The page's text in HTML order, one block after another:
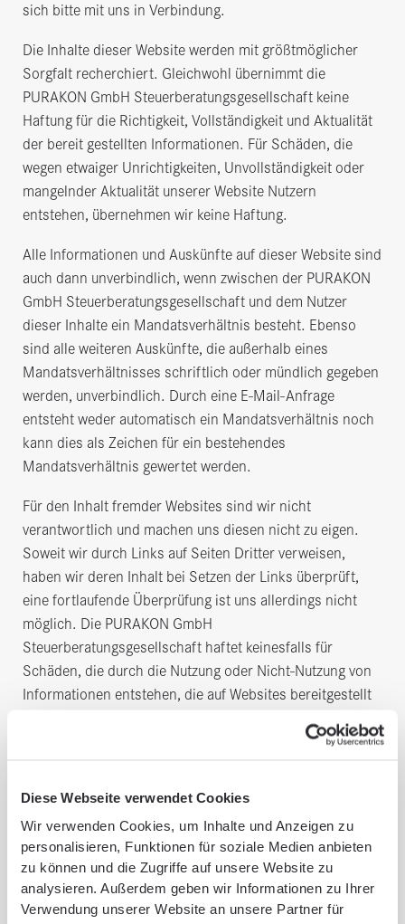
Diese Webseite verwendet Cookies
Wir verwenden Cookies, um Inhalte und Anzeigen zu
personalisieren, Funktionen für soziale Medien anbieten
zu können und die Zugriffe auf unsere Website zu
analysieren. Außerdem geben wir Informationen zu Ihrer
Verwendung unserer Website an unsere Partner für
sich bitte mit uns in Verbindung.
Die Inhalte dieser Website werden mit größtmöglicher
Sorgfalt recherchiert. Gleichwohl übernimmt die
PURAKON GmbH Steuerberatungsgesellschaft keine
Haftung für die Richtigkeit, Vollständigkeit und Aktualität
der bereit gestellten Informationen. Für Schäden, die
wegen etwaiger Unrichtigkeiten, Unvollständigkeit oder
mangelnder Aktualität unserer Website Nutzern
entstehen, übernehmen wir keine Haftung.
Alle Informationen und Auskünfte auf dieser Website sind
auch dann unverbindlich, wenn zwischen der PURAKON
GmbH Steuerberatungsgesellschaft und dem Nutzer
dieser Inhalte ein Mandatsverhältnis besteht. Ebenso
sind alle weiteren Auskünfte, die außerhalb eines
Mandatsverhältnisses schriftlich oder mündlich gegeben
werden, unverbindlich. Durch eine E-Mail-Anfrage
entsteht weder automatisch ein Mandatsverhältnis noch
kann dies als Zeichen für ein bestehendes
Mandatsverhältnis gewertet werden.
Für den Inhalt fremder Websites sind wir nicht
verantwortlich und machen uns diesen nicht zu eigen.
Soweit wir durch Links auf Seiten Dritter verweisen,
haben wir deren Inhalt bei Setzen der Links überprüft,
eine fortlaufende Überprüfung ist uns allerdings nicht
möglich. Die PURAKON GmbH
Steuerberatungsgesellschaft haftet keinesfalls für
Schäden, die durch die Nutzung oder Nicht-Nutzung von
Informationen entstehen, die auf Websites bereitgestellt
Steuerberatungsgesellschaft durch Querverweise oder
info[at]purakon.de.
Alle auf dieser Website genannten Personen
widersprechen hiermit jeder kommerziellen Verwendung